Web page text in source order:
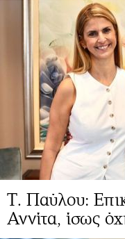
Τ. Παύλου:
Αννίτα, ίσως